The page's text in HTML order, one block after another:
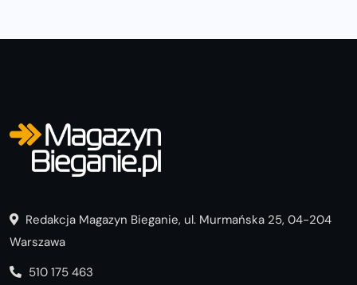
Redakcja Magazyn Bieganie, ul. Murmańska 25, 04-204
Warszawa
510 175 463